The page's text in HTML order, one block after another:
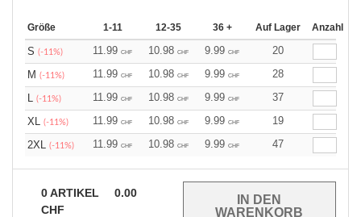
Größe 1-11 12-35 36 + Auf Lager Anzahl
S (-11%) 11.99 CHF 10.98 CHF 9.99 CHF
20
M (-11%) 11.99 CHF 10.98 CHF 9.99 CHF
28
L (-11%) 11.99 CHF 10.98 CHF 9.99 CHF
37
XL (-11%) 11.99 CHF 10.98 CHF 9.99 CHF
19
2XL (-11%) 11.99 CHF 10.98 CHF 9.99 CHF 47
0ARTIKEL
0.00
CHF